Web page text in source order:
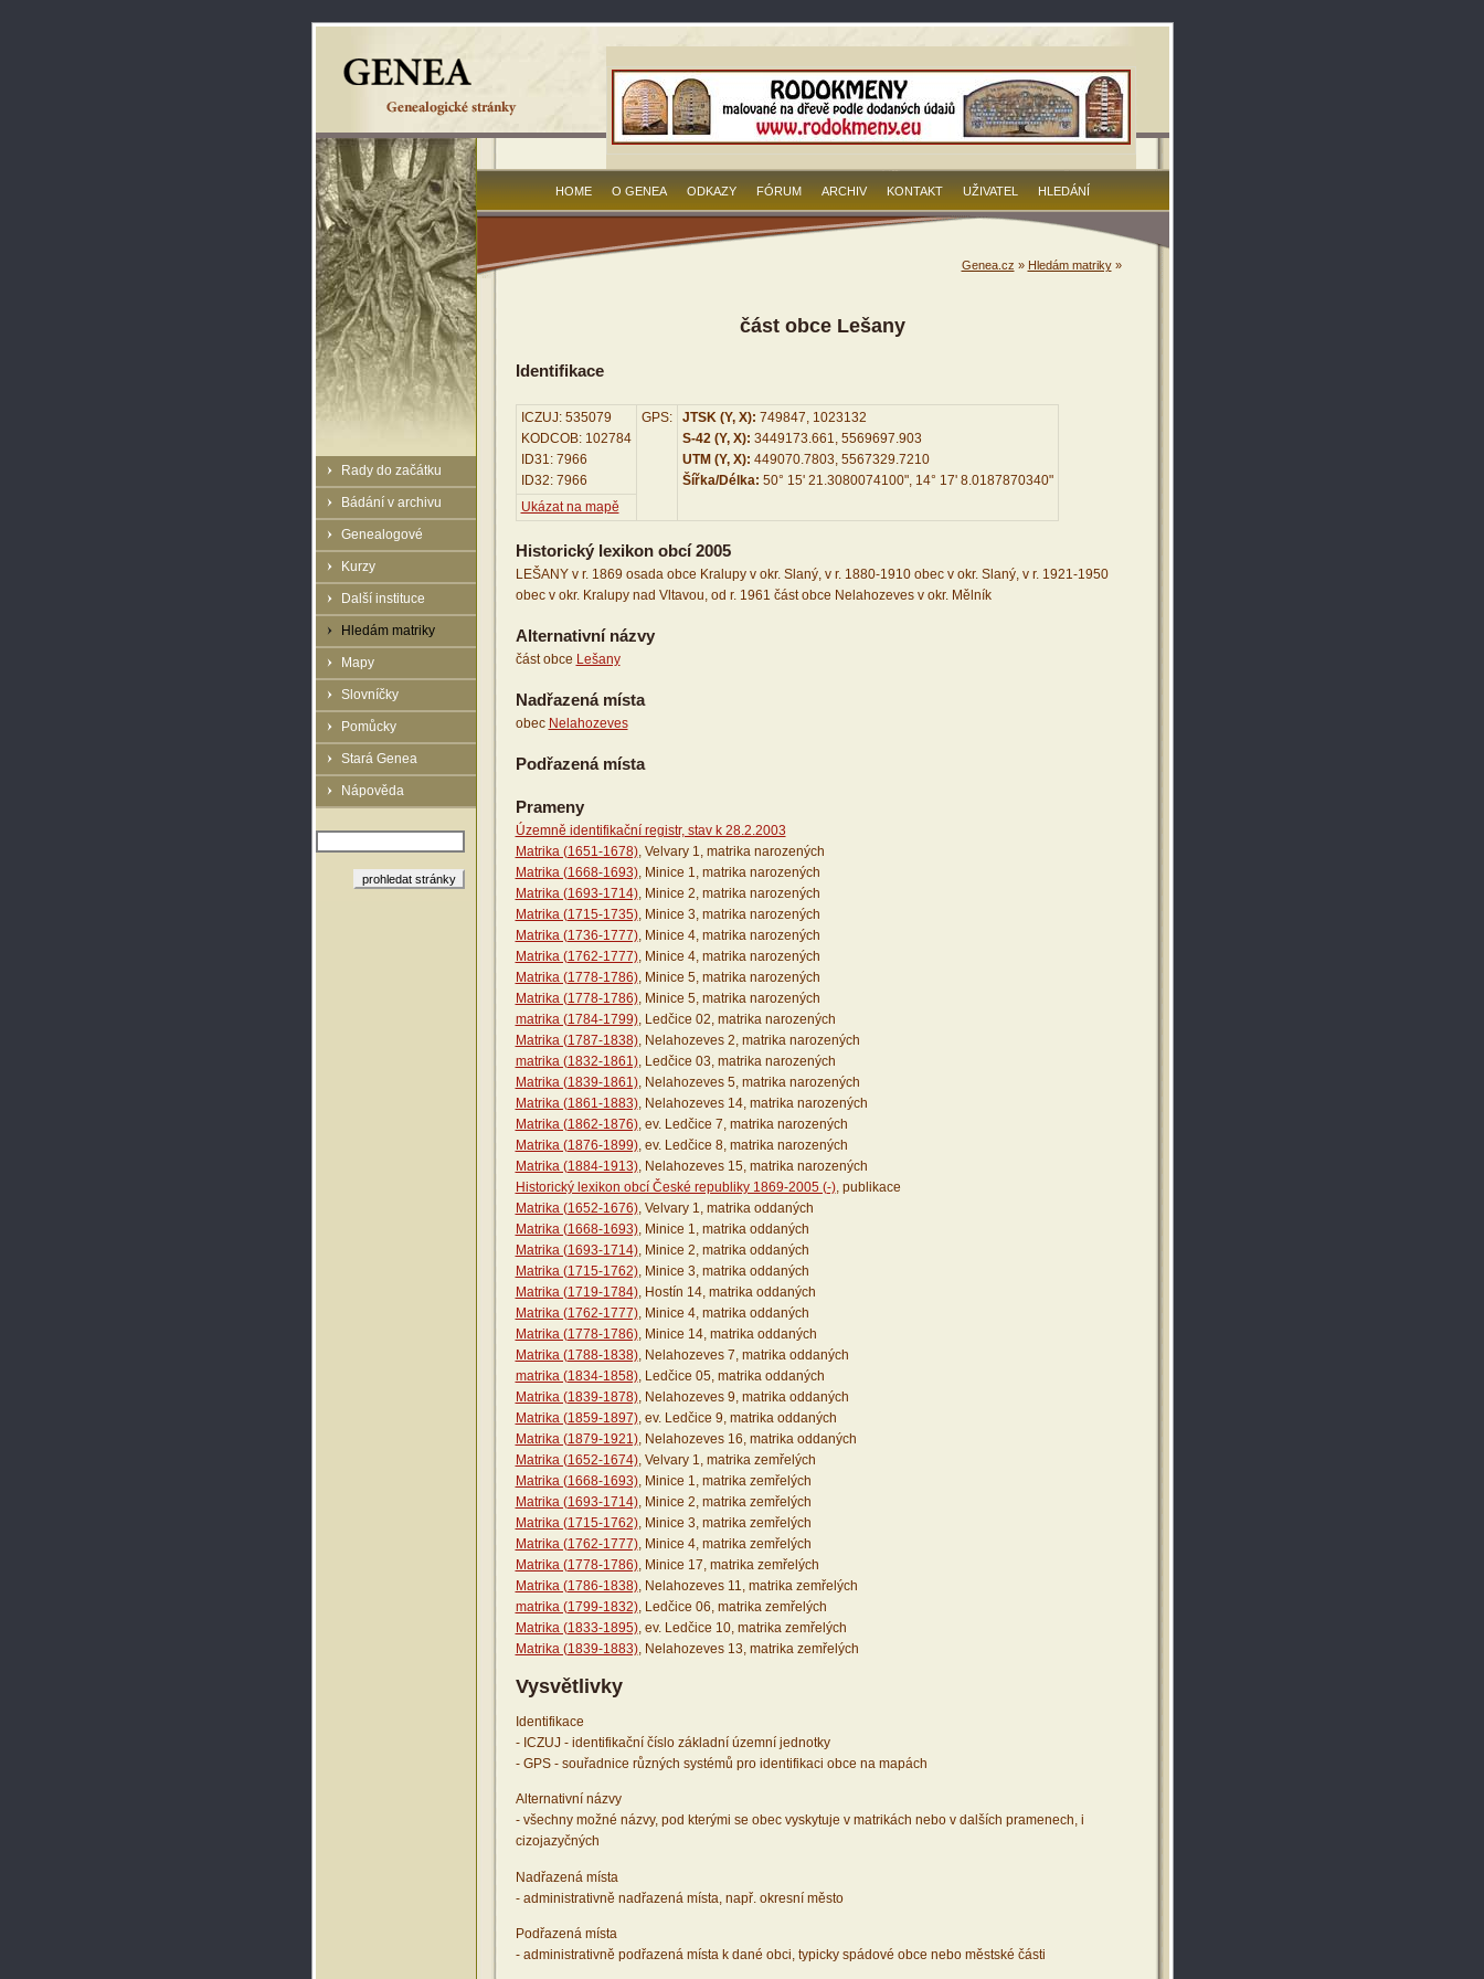
Rady do začátku
Bádání v archivu
Genealogové
Kurzy
Další instituce
Hledám matriky
Mapy
Slovníčky
Pomůcky
Stará Genea
Nápověda
HOME O GENEA ODKAZY FÓRUM ARCHIV KONTAKT UŽIVATEL HLEDÁNÍ
Genea.cz » Hledám matriky»
část obce Lešany
Identifikace
ICZUJ: 535079
KODCOB: 102784
ID31: 7966
ID32: 7966
GPS: JTSK (Y, X): 749847, 1023132
S-42 (Y, X): 3449173.661, 5569697.903
UTM (Y, X): 449070.7803, 5567329.7210
Šířka/Délka: 50° 15' 21.3080074100", 14° 17' 8.0187870340"
Ukázat na mapě
Historický lexikon obcí 2005
LEŠANY v r. 1869 osada obce Kralupy v okr. Slaný, v r. 1880-1910 obec v okr. Slaný, v r. 1921-1950
obec v okr. Kralupy nad Vltavou, od r. 1961 část obce Nelahozeves v okr. Mělník
Alternativní názvy
část obce Lešany
Nadřazená místa
obec Nelahozeves
Podřazená místa
Prameny
Územně identifikační registr, stav k 28.2.2003
Matrika (1651-1678), Velvary 1, matrika narozených
Matrika (1668-1693), Minice 1, matrika narozených
Matrika (1693-1714), Minice 2, matrika narozených
Matrika (1715-1735), Minice 3, matrika narozených
Matrika (1736-1777), Minice 4, matrika narozených
Matrika (1762-1777), Minice 4, matrika narozených
Matrika (1778-1786), Minice 5, matrika narozených
Matrika (1778-1786), Minice 5, matrika narozených
matrika (1784-1799), Ledčice 02, matrika narozených
Matrika (1787-1838), Nelahozeves 2, matrika narozených
matrika (1832-1861), Ledčice 03, matrika narozených
Matrika (1839-1861), Nelahozeves 5, matrika narozených
Matrika (1861-1883), Nelahozeves 14, matrika narozených
Matrika (1862-1876), ev. Ledčice 7, matrika narozených
Matrika (1876-1899), ev. Ledčice 8, matrika narozených
Matrika (1884-1913), Nelahozeves 15, matrika narozených
Historický lexikon obcí České republiky 1869-2005 (-), publikace
Matrika (1652-1676), Velvary 1, matrika oddaných
Matrika (1668-1693), Minice 1, matrika oddaných
Matrika (1693-1714), Minice 2, matrika oddaných
Matrika (1715-1762), Minice 3, matrika oddaných
Matrika (1719-1784), Hostín 14, matrika oddaných
Matrika (1762-1777), Minice 4, matrika oddaných
Matrika (1778-1786), Minice 14, matrika oddaných
Matrika (1788-1838), Nelahozeves 7, matrika oddaných
matrika (1834-1858), Ledčice 05, matrika oddaných
Matrika (1839-1878), Nelahozeves 9, matrika oddaných
Matrika (1859-1897), ev. Ledčice 9, matrika oddaných
Matrika (1879-1921), Nelahozeves 16, matrika oddaných
Matrika (1652-1674), Velvary 1, matrika zemřelých
Matrika (1668-1693), Minice 1, matrika zemřelých
Matrika (1693-1714), Minice 2, matrika zemřelých
Matrika (1715-1762), Minice 3, matrika zemřelých
Matrika (1762-1777), Minice 4, matrika zemřelých
Matrika (1778-1786), Minice 17, matrika zemřelých
Matrika (1786-1838), Nelahozeves 11, matrika zemřelých
matrika (1799-1832), Ledčice 06, matrika zemřelých
Matrika (1833-1895), ev. Ledčice 10, matrika zemřelých
Matrika (1839-1883), Nelahozeves 13, matrika zemřelých
Vysvětlivky
Identifikace
- ICZUJ - identifikační číslo základní územní jednotky
- GPS - souřadnice různých systémů pro identifikaci obce na mapách
Alternativní názvy
- všechny možné názvy, pod kterými se obec vyskytuje v matrikách nebo v dalších pramenech, i
cizojazyčných
Nadřazená místa
- administrativně nadřazená místa, např. okresní město
Podřazená místa
- administrativně podřazená místa k dané obci, typicky spádové obce nebo městské části